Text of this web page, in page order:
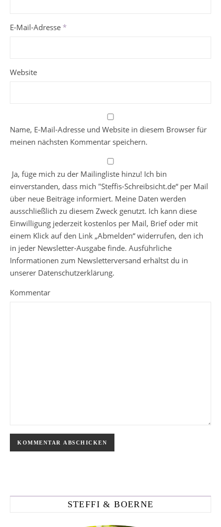
E-Mail-Adresse *
Website
Name, E-Mail-Adresse und Website in diesem Browser für
meinen nächsten Kommentar speichern.
Ja, füge mich zu der Mailingliste hinzu! Ich bin
einverstanden, dass mich "Steffis-Schreibsicht.de“ per Mail
über neue Beiträge informiert. Meine Daten werden
ausschließlich zu diesem Zweck genutzt. Ich kann diese
Einwilligung jederzeit kostenlos per Mail, Brief oder mit
einem Klick auf den Link „Abmelden“ widerrufen, den ich
in jeder Newsletter-Ausgabe finde. Ausführliche
Informationen zum Newsletterversand erhältst du in
unserer Datenschutzerklärung.
Kommentar
STEFFI & BOERNE